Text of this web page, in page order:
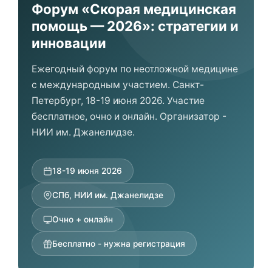
Форум «Скорая медицинская
помощь — 2026»: стратегии и
инновации
Ежегодный форум по неотложной медицине
с международным участием. Санкт-
Петербург, 18-19 июня 2026. Участие
бесплатное, очно и онлайн. Организатор -
НИИ им. Джанелидзе.
18-19 июня 2026
СПб, НИИ им. Джанелидзе
Очно + онлайн
Бесплатно - нужна регистрация